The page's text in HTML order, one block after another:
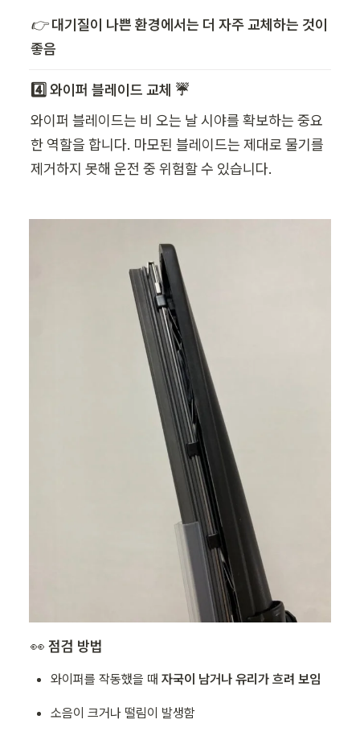
👉 대기질이 나쁜 환경에서는 더 자주 교체하는 것이
좋음
4️⃣ 와이퍼 블레이드 교체 ☔
와이퍼 블레이드는 비 오는 날 시야를 확보하는 중요
한 역할을 합니다. 마모된 블레이드는 제대로 물기를
제거하지 못해 운전 중 위험할 수 있습니다.
👀 점검 방법
와이퍼를 작동했을 때 자국이 남거나 유리가 흐려 보임
소음이 크거나 떨림이 발생함